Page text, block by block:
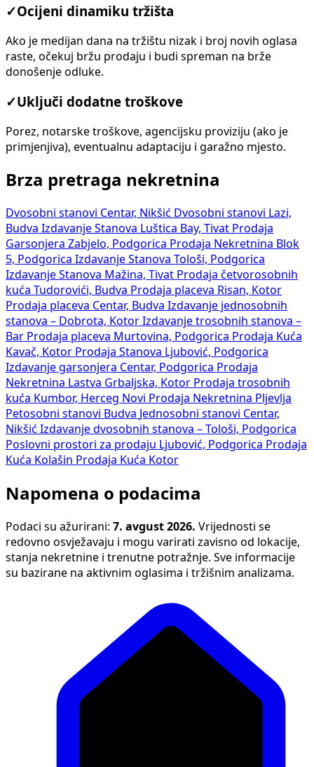
✓Ocijeni dinamiku tržišta
Ako je medijan dana na tržištu nizak i broj novih oglasa
raste, očekuj bržu prodaju i budi spreman na brže
donošenje odluke.
✓Uključi dodatne troškove
Porez, notarske troškove, agencijsku proviziju (ako je
primjenjiva), eventualnu adaptaciju i garažno mjesto.
Brza pretraga nekretnina
Dvosobni stanovi Centar, Nikšić Dvosobni stanovi Lazi,
Budva Izdavanje Stanova Luštica Bay, Tivat Prodaja
Garsonjera Zabjelo, Podgorica Prodaja Nekretnina Blok
5, Podgorica Izdavanje Stanova Tološi, Podgorica
Izdavanje Stanova Mažina, Tivat Prodaja četvorosobnih
kuća Tudorovići, Budva Prodaja placeva Risan, Kotor
Prodaja placeva Centar, Budva Izdavanje jednosobnih
stanova – Dobrota, Kotor Izdavanje trosobnih stanova –
Bar Prodaja placeva Murtovina, Podgorica Prodaja Kuća
Kavač, Kotor Prodaja Stanova Ljubović, Podgorica
Izdavanje garsonjera Centar, Podgorica Prodaja
Nekretnina Lastva Grbaljska, Kotor Prodaja trosobnih
kuća Kumbor, Herceg Novi Prodaja Nekretnina Pljevlja
Petosobni stanovi Budva Jednosobni stanovi Centar,
Nikšić Izdavanje dvosobnih stanova – Tološi, Podgorica
Poslovni prostori za prodaju Ljubović, Podgorica Prodaja
Kuća Kolašin Prodaja Kuća Kotor
Napomena o podacima
Podaci su ažurirani: 7. avgust 2026. Vrijednosti se
redovno osvježavaju i mogu varirati zavisno od lokacije,
stanja nekretnine i trenutne potražnje. Sve informacije
su bazirane na aktivnim oglasima i tržišnim analizama.